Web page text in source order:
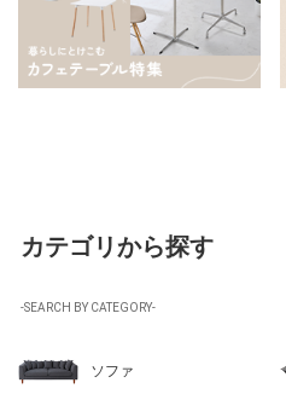
カテゴリから探す
-SEARCH BY CATEGORY-
ソファ